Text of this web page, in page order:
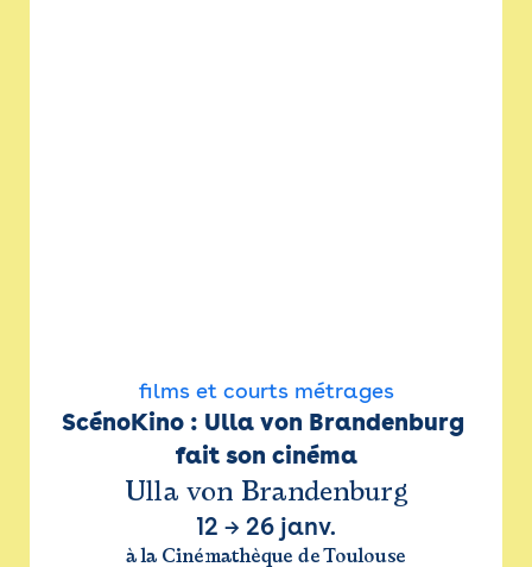
films et courts métrages
ScénoKino : Ulla von Brandenburg
fait son cinéma
Ulla von Brandenburg
12 → 26 janv.
à la Cinémathèque de Toulouse